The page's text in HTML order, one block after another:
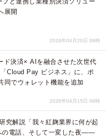
展開
2026年04月20日 06時
ド決済× AIを融合させた次世代
Cloud Pay ビジネス」に、ポ
同でウォレット機能を追加
2026年04月15日 06時
究解説「我々紅麹業界に何が起
の電話、そして一変した夜——